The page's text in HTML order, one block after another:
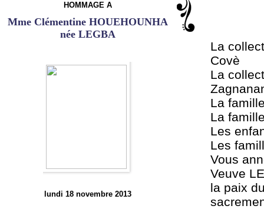
HOMMAGE A
Mme Clémentine HOUEHOUNHA
née LEGBA
lundi 18 novembre 2013
La
Covè
La
La
La
Les
Les
Vous
Veuve
la paix